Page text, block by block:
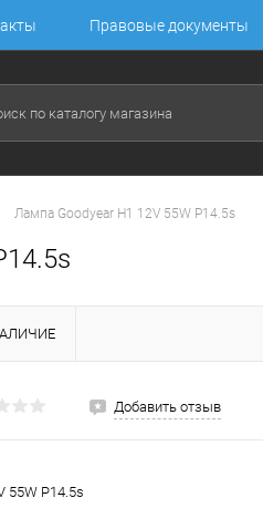
Правовые документы
Лампа Goodyear H1 12V 55W P14.5s
Добавить отзыв
55W P14.5s